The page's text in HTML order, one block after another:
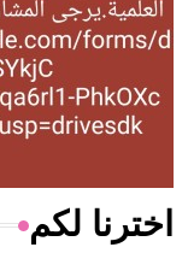
- هل تعلم أن
من مادة كربونات
أجود أنواعه،
هل تعلم أن
اخترنا لكم